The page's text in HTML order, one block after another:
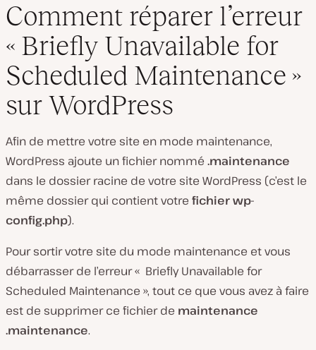
Comment réparer l’erreur
« Briefly Unavailable for
Scheduled Maintenance »
sur WordPress
Afin de mettre votre site en mode maintenance,
WordPress ajoute un fichier nommé .maintenance
dans le dossier racine de votre site WordPress (c’est le
même dossier qui contient votre fichier wp-
config.php).
Pour sortir votre site du mode maintenance et vous
débarrasser de l’erreur « Briefly Unavailable for
Scheduled Maintenance », tout ce que vous avez à faire
est de supprimer ce fichier de maintenance
.maintenance.